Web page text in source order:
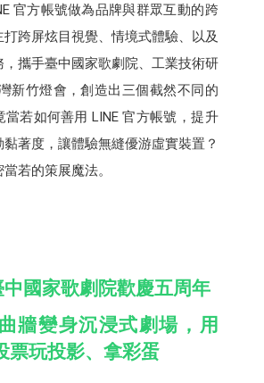
官方帳號做為品牌與群眾互動的跨
跨屏炫目視覺、情境式體驗、以及
攜手臺中國家歌劇院、工業技術研
新竹燈會，創造出三個截然不同的
當若如何善用 LINE 官方帳號，提升
著度，讓體驗無縫優游虛實裝置？
若的策展魔法。
國家歌劇院歡慶五周年
牆變身沉浸式劇場，用
票玩投影、拿彩蛋